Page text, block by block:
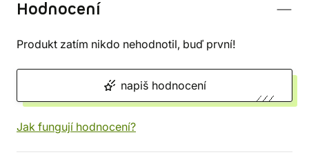
Hodnocení
Produkt zatím nikdo nehodnotil, buď první!
napiš hodnocení
Jak fungují hodnocení?